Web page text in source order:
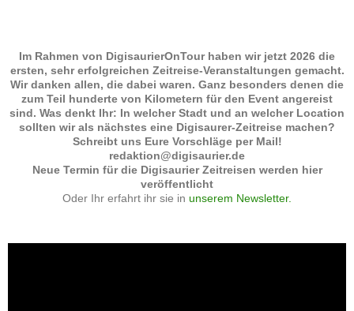
Im Rahmen von DigisaurierOnTour haben wir jetzt 2026 die
ersten, sehr erfolgreichen Zeitreise-Veranstaltungen gemacht.
Wir danken allen, die dabei waren. Ganz besonders denen die
zum Teil hunderte von Kilometern für den Event angereist
sind. Was denkt Ihr: In welcher Stadt und an welcher Location
sollten wir als nächstes eine Digisaurer-Zeitreise machen?
Schreibt uns Eure Vorschläge per Mail!
redaktion@digisaurier.de
Neue Termin für die Digisaurier Zeitreisen werden hier
veröffentlicht
Oder Ihr erfahrt ihr sie in unserem Newsletter.